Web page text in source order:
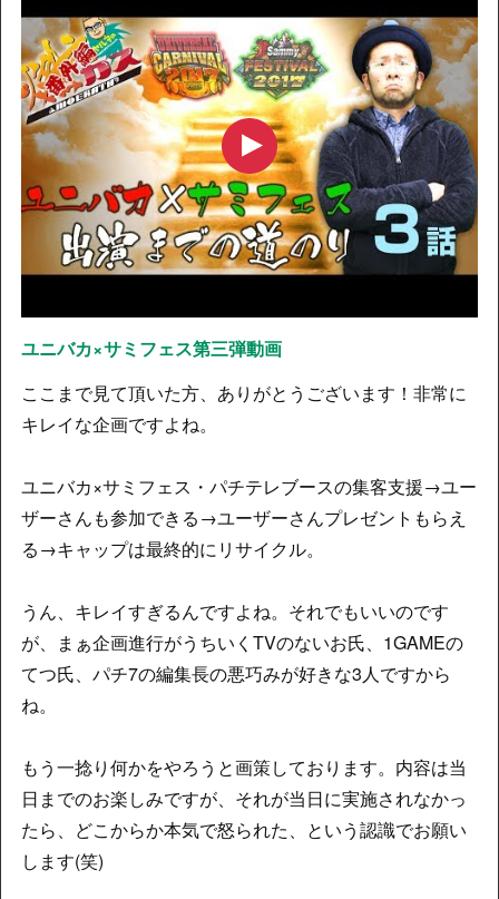
ユニバカ×サミフェス第三弾動画
ここまで見て頂いた方、ありがとうございます！非常に
キレイな企画ですよね。
ユニバカ×サミフェス・パチテレブースの集客支援→ユー
ザーさんも参加できる→ユーザーさんプレゼントもらえ
る→キャップは最終的にリサイクル。
うん、キレイすぎるんですよね。それでもいいのです
が、まぁ企画進行がうちいくTVのないお氏、1GAMEの
てつ氏、パチ7の編集長の悪巧みが好きな3人ですから
ね。
もう一捻り何かをやろうと画策しております。内容は当
日までのお楽しみですが、それが当日に実施されなかっ
たら、どこからか本気で怒られた、という認識でお願い
します(笑)